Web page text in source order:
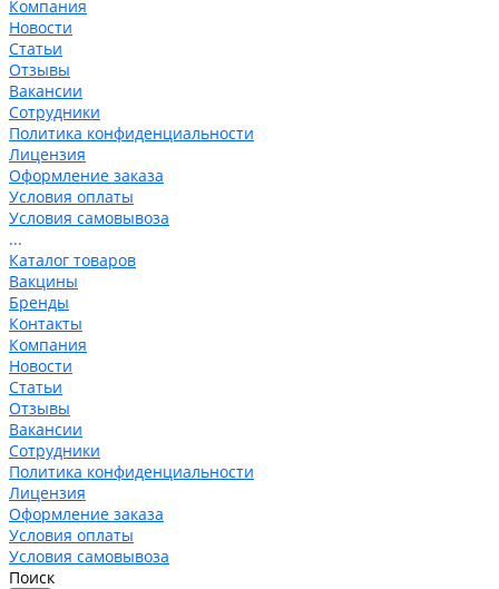
Компания
Новости
Статьи
Отзывы
Вакансии
Сотрудники
Политика конфиденциальности
Лицензия
Оформление заказа
Условия оплаты
Условия самовывоза
...
Каталог товаров
Вакцины
Бренды
Контакты
Компания
Новости
Статьи
Отзывы
Вакансии
Сотрудники
Политика конфиденциальности
Лицензия
Оформление заказа
Условия оплаты
Условия самовывоза
Поиск